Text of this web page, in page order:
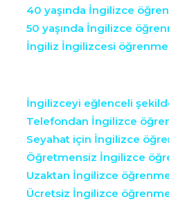
40 yaşında İngilizce
50 yaşında İngilizce
İngiliz İngilizcesi öğrenme
İngilizceyi eğlenceli
Telefondan İngilizce
Seyahat için İngilizce
Öğretmensiz İngilizce
Uzaktan İngilizce
Ücretsiz İngilizce